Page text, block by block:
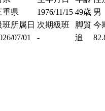
重県 1976/11/15 49歳 男
班所属日 次期級班 脚質 今
07/01 - 追